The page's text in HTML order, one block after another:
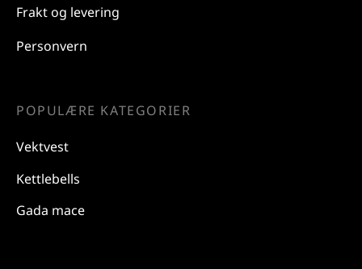
Frakt og levering
Personvern
POPULÆRE KATEGORIER
Vektvest
Kettlebells
Gada mace